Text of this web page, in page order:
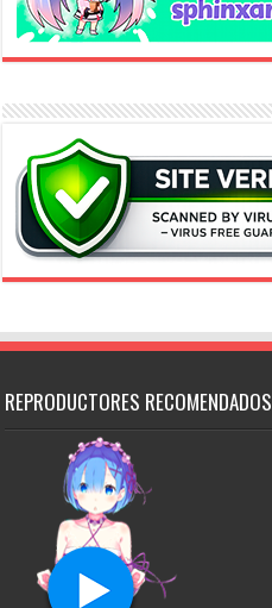
REPRODUCTORES RECOMENDADOS